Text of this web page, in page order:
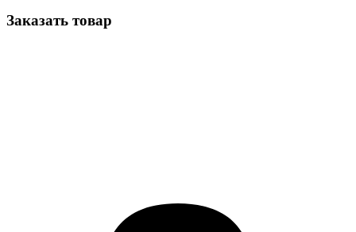
Заказать товар